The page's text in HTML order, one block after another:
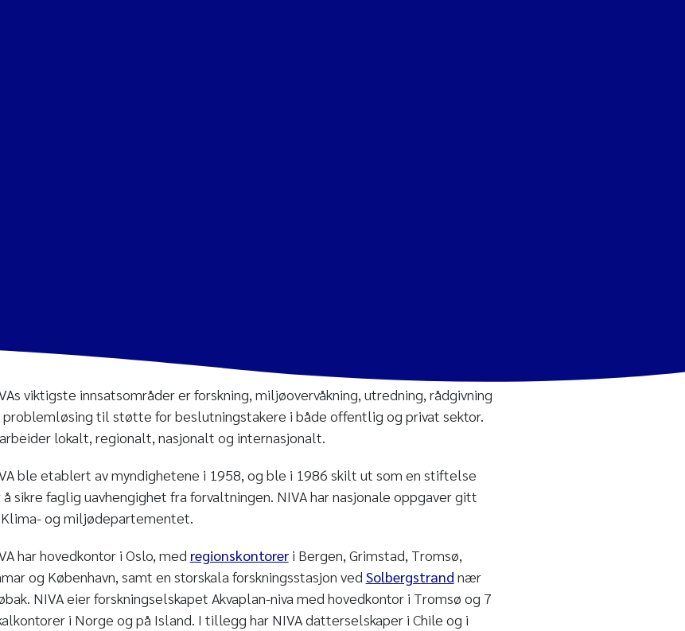
viktigste innsatsområder er forskning, miljøovervåkning, utredning, rådgivning
problemløsing til støtte for beslutningstakere i både offentlig og privat sektor.
lokalt, regionalt, nasjonalt og internasjonalt.
ble etablert av myndighetene i 1958, og ble i 1986 skilt ut som en stiftelse
å sikre faglig uavhengighet fra forvaltningen. NIVA har nasjonale oppgaver gitt
og miljødepartementet.
har hovedkontor i Oslo, med regionskontoreri Bergen, Grimstad, Tromsø,
og København, samt en storskala forskningsstasjon ved Solbergstrand nær
NIVA eier forskningselskapet Akvaplan-niva med hovedkontor i Tromsø og 7
i Norge og på Island. I tillegg har NIVA datterselskaper i Chile og i